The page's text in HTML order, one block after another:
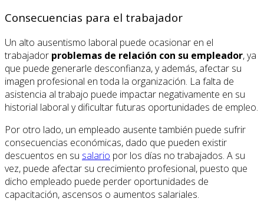
Consecuencias para el trabajador
Un alto ausentismo laboral puede ocasionar en el
trabajador problemas de relación con su empleador, ya
que puede generarle desconfianza, y además, afectar su
imagen profesional en toda la organización. La falta de
asistencia al trabajo puede impactar negativamente en su
historial laboral y dificultar futuras oportunidades de empleo.
Por otro lado, un empleado ausente también puede sufrir
consecuencias económicas, dado que pueden existir
descuentos en su salario por los días no trabajados. A su
vez, puede afectar su crecimiento profesional, puesto que
dicho empleado puede perder oportunidades de
capacitación, ascensos o aumentos salariales.